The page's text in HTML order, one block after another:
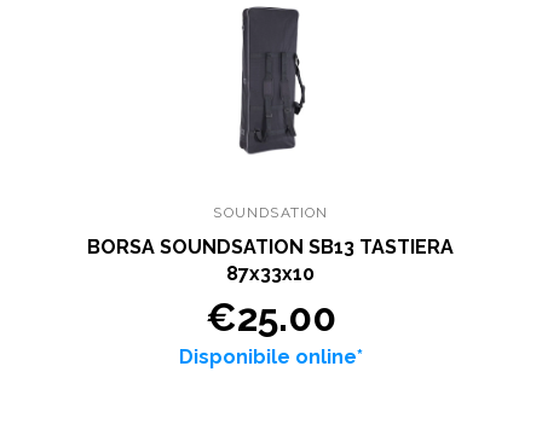
SOUNDSATION
BORSA SOUNDSATION SB13 TASTIERA
87x33x10
€25.00
Disponibile online*